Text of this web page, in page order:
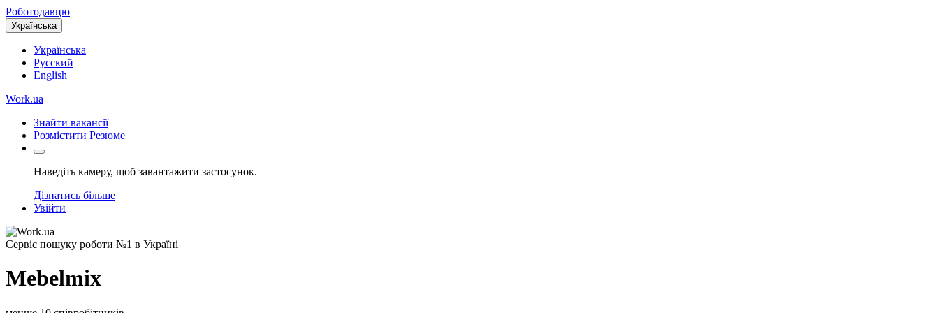
Роботодавцю
Українська
Українська
Русский
English
Work.ua
Знайти вакансії
Розмістити Резюме
Наведіть камеру, щоб завантажити застосунок.
Дізнатись більше
Увійти
Сервіс пошуку роботи №1 в Україні
Mebelmix